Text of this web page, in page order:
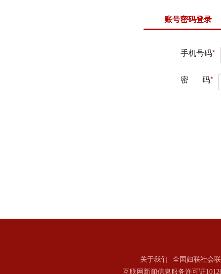
关于我们
全国妇联社会
互联网新闻信息服务许可证